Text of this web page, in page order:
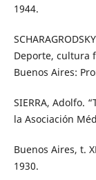
1944.
Deporte, cultura
Buenos Aires:
SIERRA, Adolfo.
la Asociación
Buenos Aires, t.
1930.